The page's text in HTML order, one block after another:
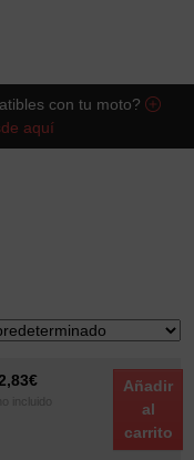
con tu moto?
aquí
€
incluido
Añadir
al
carrito